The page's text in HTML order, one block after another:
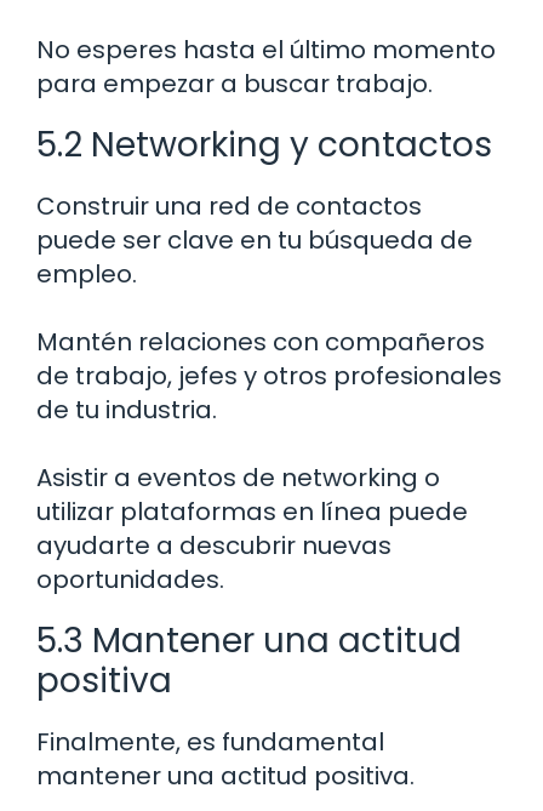
No esperes hasta el último momento
para empezar a buscar trabajo.
5.2 Networking y contactos
Construir una red de contactos
puede ser clave en tu búsqueda de
empleo.
Mantén relaciones con compañeros
de trabajo, jefes y otros profesionales
de tu industria.
Asistir a eventos de networking o
utilizar plataformas en línea puede
ayudarte a descubrir nuevas
oportunidades.
5.3 Mantener una actitud
positiva
Finalmente, es fundamental
mantener una actitud positiva.